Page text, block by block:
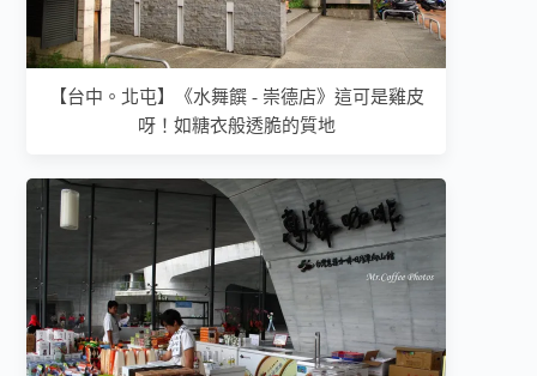
【台中。北屯】《水舞饌 - 崇德店》這可是雞皮
呀！如糖衣般透脆的質地